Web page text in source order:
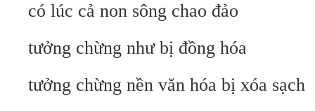
có lúc cả non sông chao đảo
tưởng chừng như bị đồng hóa
tưởng chừng nền văn hóa bị xóa sạch